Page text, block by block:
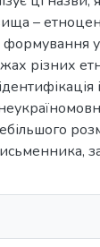
–
різних